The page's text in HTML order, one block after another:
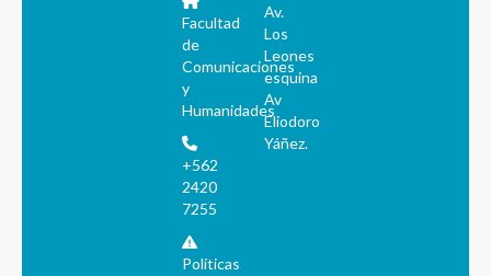
Facultad
de
Comunicaciones
y
Humanidades
+562
2420
7255
Políticas
Av.
Los
Leones
esquina
Av
Eliodoro
Yáñez.